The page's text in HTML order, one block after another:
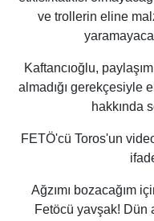
ve trollerin eline
Kaftancıoğlu,
almadığı gerekçesiyle
hakkında
FETÖ'cü Toros'un
Ağzımı bozacağım
Fetöcü yavşak! Dün